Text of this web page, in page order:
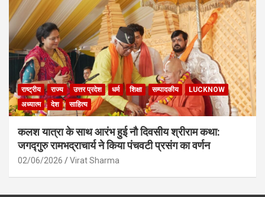
राष्ट्रीय राज्य उत्तर प्रदेश धर्म शिक्षा सम्पादकीय
LUCKNOW
अध्यात्म
देश साहित्य
कलश यात्रा के साथ आरंभ हुई नौ दिवसीय श्रीराम कथा:
जगद्गुरु रामभद्राचार्य ने किया पंचवटी प्रसंग का वर्णन
02/06/2026 Virat Sharma